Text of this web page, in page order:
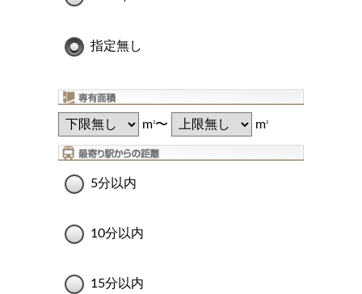
指定無し
m2〜 m2
5分以内
10分以内
15分以内